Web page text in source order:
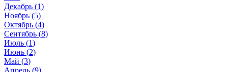
Декабрь (1)
Ноябрь (5)
Октябрь (4)
Сентябрь (8)
Июль (1)
Июнь (2)
Май (3)
Апрель (9)